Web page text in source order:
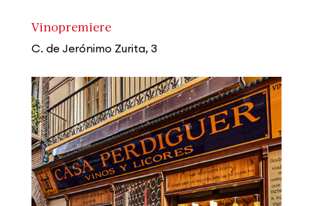
Vinopremiere
C. de Jerónimo Zurita, 3